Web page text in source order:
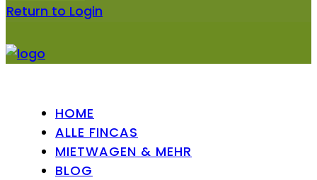
Return to Login
HOME
ALLE FINCAS
MIETWAGEN & MEHR
BLOG